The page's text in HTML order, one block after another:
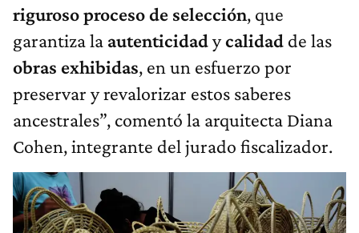
riguroso proceso de selección, que
garantiza la autenticidadycalidad de las
obras exhibidas, en un esfuerzo por
preservar y revalorizar estos saberes
ancestrales”, comentó la arquitecta Diana
Cohen, integrante del jurado fiscalizador.